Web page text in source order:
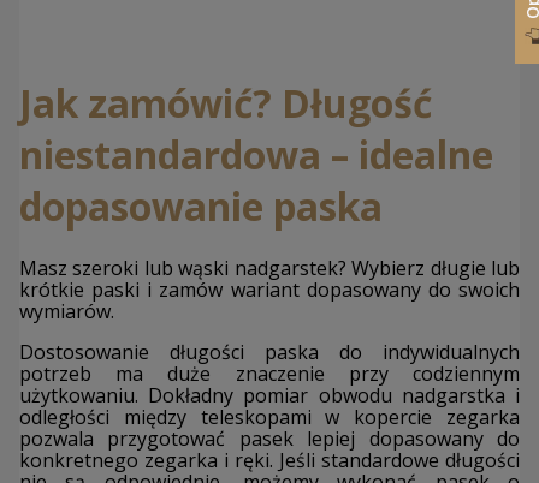
Jak zamówić? Długość
niestandardowa – idealne
dopasowanie paska
Masz szeroki lub wąski nadgarstek? Wybierz długie lub
krótkie paski i zamów wariant dopasowany do swoich
wymiarów.
Dostosowanie długości paska do indywidualnych
potrzeb ma duże znaczenie przy codziennym
użytkowaniu. Dokładny pomiar obwodu nadgarstka i
odległości między teleskopami w kopercie zegarka
pozwala przygotować pasek lepiej dopasowany do
konkretnego zegarka i ręki. Jeśli standardowe długości